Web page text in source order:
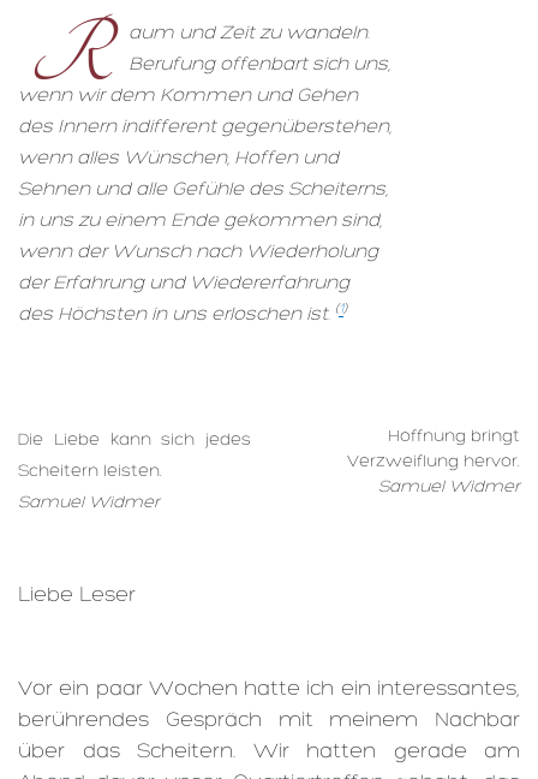
R
aum und Zeit zu wandeln.
Berufung offenbart sich uns,
wenn wir dem Kommen und Gehen
des Innern indifferent gegenüberstehen,
wenn alles Wünschen, Hoffen und
Sehnen und alle Gefühle des Scheiterns,
in uns zu einem Ende gekommen sind,
wenn der Wunsch nach Wiederholung
der Erfahrung und Wiedererfahrung
des Höchsten in uns erloschen ist. (1)
Die Liebe kann sich jedes
Scheitern leisten.
Samuel Widmer
Hoffnung bringt
Verzweiflung hervor.
Samuel Widmer
Liebe Leser
Vor ein paar Wochen hatte ich ein interessantes,
berührendes Gespräch mit meinem Nachbar
über das Scheitern. Wir hatten gerade am